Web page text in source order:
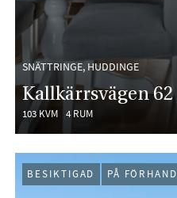
SNÄTTRINGE, HUDDINGE
Kallkärrsvägen 62
103 KVM 4 RUM
BESIKTIGAD PÅ FÖRHAND